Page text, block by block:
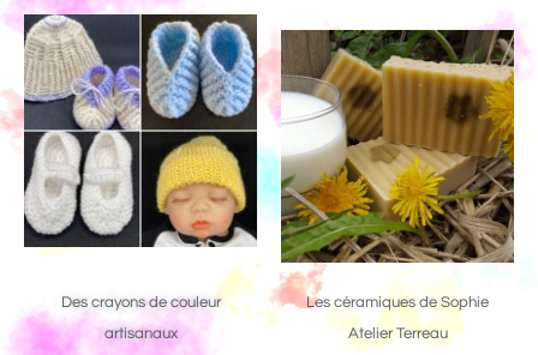
Des crayons de couleur
artisanaux
Les céramiques de Sophie
Atelier Terreau